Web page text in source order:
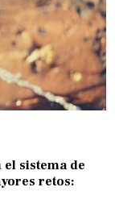
el sistema de
retos: